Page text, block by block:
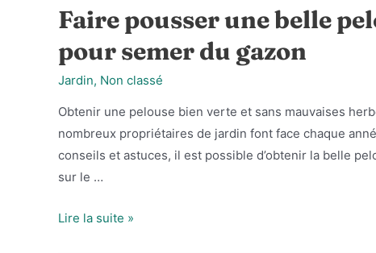
Faire pousser une belle
pour semer du gazon
Jardin, Non classé
Obtenir une pelouse bien verte et sans mauvaises
nombreux propriétaires de jardin font face chaque
conseils et astuces, il est possible d’obtenir la belle
sur le …
Faire
Lire la suite »